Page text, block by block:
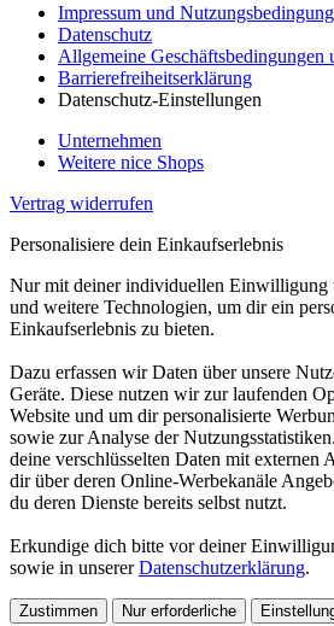
Impressum und
Datenschutz
Allgemeine Geschäftsbedingungen
Barrierefreiheitserklärung
Datenschutz-Einstellungen
Unternehmen
Weitere nice Shops
Vertrag widerrufen
Personalisiere dein Einkaufserlebnis
Nur mit deiner individuellen Einwilligung
und weitere Technologien, um dir ein
Einkaufserlebnis zu bieten.
Dazu erfassen wir Daten über unsere
Geräte. Diese nutzen wir zur laufenden
Website und um dir personalisierte
sowie zur Analyse der
deine verschlüsselten Daten mit externen
dir über deren Online-Werbekanäle
du deren Dienste bereits selbst nutzt.
Erkundige dich bitte vor deiner
sowie in unsererDatenschutzerklärung.
Zustimmen Nur erforderliche